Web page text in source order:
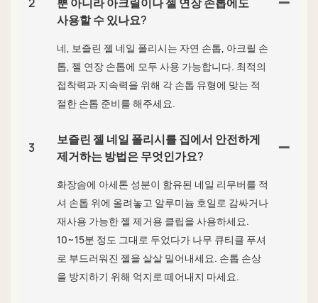
사용할 수 있나요?
네, 보즐린 젤 네일 폴리시는 자연 손톱, 아크릴 손
톱, 젤 연장 손톱에 모두 사용 가능합니다. 최적의
접착력과 지속력을 위해 각 손톱 유형에 맞는 적
절한 손톱 준비를 해주세요.
3
보즐린 젤 네일 폴리시를 집에서 안전하게
제거하는 방법은 무엇인가요?
화장솜에 아세톤 성분이 함유된 네일 리무버를 적
셔 손톱 위에 올려놓고 알루미늄 호일로 감싸거나
재사용 가능한 젤 제거용 클립을 사용하세요.
10~15분 정도 그대로 두었다가 나무 큐티클 푸셔
로 부드러워진 젤을 살살 밀어내세요. 손톱 손상
을 방지하기 위해 억지로 떼어내지 마세요.